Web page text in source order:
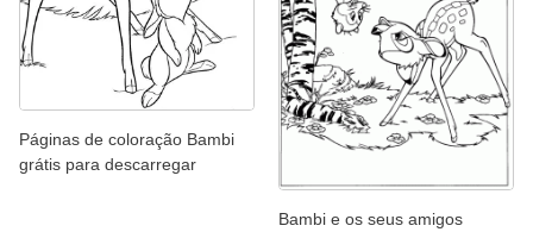
Páginas de coloração Bambi
grátis para descarregar
Bambi e os seus amigos